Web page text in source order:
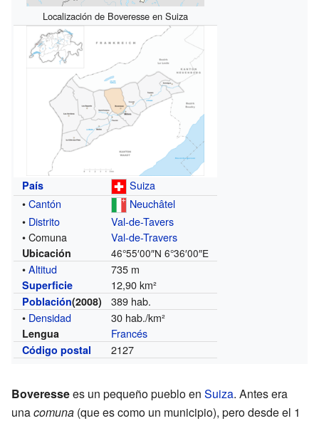
Localización de Boveresse en Suiza
País
Suiza
•Cantón
Neuchâtel
• Distrito
Val-de-Tavers
• Comuna
Val-de-Travers
Ubicación 46°55′00″N 6°36′00″E
•Altitud 735 m
Superficie 12,90 km²
Población(2008)
389 hab.
• Densidad 30 hab./km²
Lengua Francés
Código postal 2127
Boveressees un pequeño pueblo en Suiza. Antes era
unacomuna (que es como un municipio), pero desde el 1